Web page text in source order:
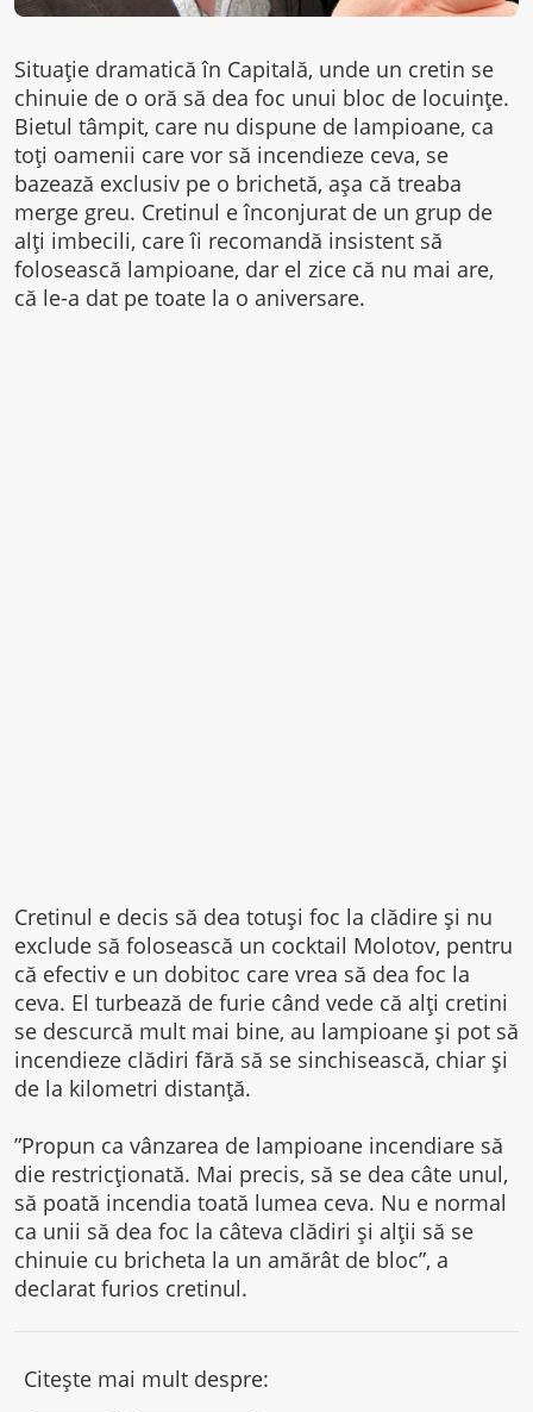
Situație dramatică în Capitală, unde un cretin se
chinuie de o oră să dea foc unui bloc de locuințe.
Bietul tâmpit, care nu dispune de lampioane, ca
toți oamenii care vor să incendieze ceva, se
bazează exclusiv pe o brichetă, așa că treaba
merge greu. Cretinul e înconjurat de un grup de
alți imbecili, care îi recomandă insistent să
folosească lampioane, dar el zice că nu mai are,
că le-a dat pe toate la o aniversare.
Cretinul e decis să dea totuși foc la clădire și nu
exclude să folosească un cocktail Molotov, pentru
că efectiv e un dobitoc care vrea să dea foc la
ceva. El turbează de furie când vede că alți cretini
se descurcă mult mai bine, au lampioane și pot să
incendieze clădiri fără să se sinchisească, chiar și
de la kilometri distanță.
”Propun ca vânzarea de lampioane incendiare să
die restricționată. Mai precis, să se dea câte unul,
să poată incendia toată lumea ceva. Nu e normal
ca unii să dea foc la câteva clădiri și alții să se
chinuie cu bricheta la un amărât de bloc”, a
declarat furios cretinul.
Citește mai mult despre: